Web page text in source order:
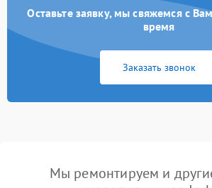
Оставьте заявку, мы свяжемся с
время
Заказать звонок
Мы ремонтируем и